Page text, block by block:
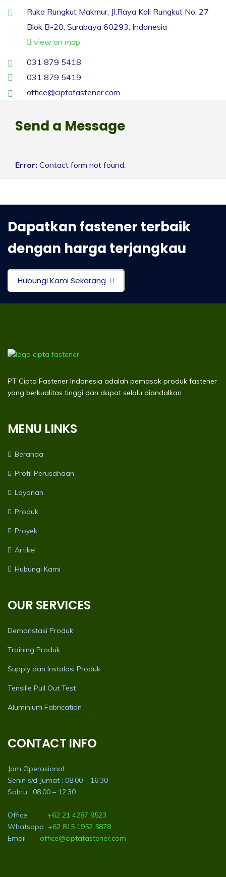
Ruko Rungkut Makmur, JI.Raya Kali Rungkut No. 27
Blok B-20, Surabaya 60293, Indonesia
view on map
031 879 5418
031 879 5419
office@ciptafastener.com
Send a Message
Error: Contact form not found.
Dapatkan fastener terbaik
dengan harga terjangkau
Hubungi Kami Sekarang
PT Cipta Fastener Indonesia adalah pemasok produk fastener
yang berkualitas tinggi dan dapat selalu diandalkan.
MENU LINKS
Beranda
Profil Perusahaan
Layanan
Produk
Proyek
Artikel
Hubungi Kami
OUR SERVICES
Demonstasi Produk
Training Produk
Supply dan Instalasi Produk
Tensille Pull Out Test
Aluminium Fabrication
CONTACT INFO
Jam Operasional :
Senin s/d Jumat : 08.00 – 16.30
Sabtu : 08.00 – 12.30
Office +62 21 4287 9523
Whatsapp +62 815 1952 5878
Email office@ciptafastener.com